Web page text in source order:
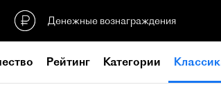
Денежные вознаграждения
Рейтинг Категории